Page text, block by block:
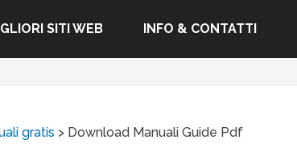
SITI WEB INFO & CONTATTI
gratis > Download Manuali Guide Pdf